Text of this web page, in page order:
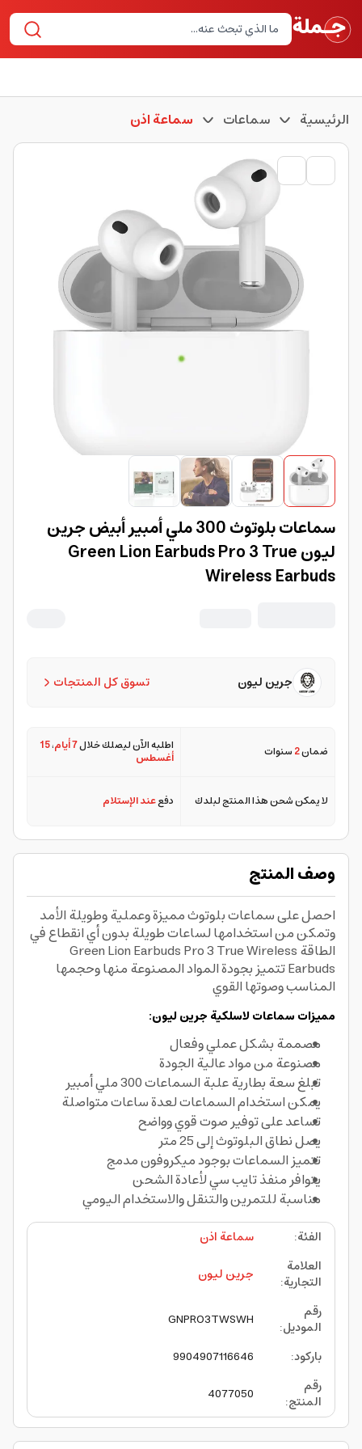
الرئيسية سماعات سماعة اذن
سماعات بلوتوث 300 ملي أمبير أبيض جرين
ليون Green Lion Earbuds Pro 3 True
Wireless Earbuds
تسوق كل المنتجات جرين ليون
ضمان2سنوات اطلبه الآن ليصلك خلال7 أيام ،15
أغسطس
لا يمكن شحن هذا المنتج لبلدك دفععند الإستلام
وصف المنتج
احصل على سماعات بلوتوث مميزة وعملية وطويلة الأمد
وتمكن من استخدامها لساعات طويلة بدون أي انقطاع في
الطاقة Green Lion Earbuds Pro 3 True Wireless
Earbuds تتميز بجودة المواد المصنوعة منها وحجمها
المناسب وصوتها القوي
مميزات سماعات لاسلكية جرين ليون:
مصممة بشكل عملي وفعال
مصنوعة من مواد عالية الجودة
تبلغ سعة بطارية علبة السماعات 300 ملي أمبير
يمكن استخدام السماعات لعدة ساعات متواصلة
تساعد على توفير صوت قوي وواضح
يصل نطاق البلوتوث إلى 25 متر
تتميز السماعات بوجود ميكروفون مدمج
يتوافر منفذ تايب سي لأعادة الشحن
مناسبة للتمرين والتنقل والاستخدام اليومي
الفئة:
سماعة اذن
العلامة
التجارية:
جرين ليون
رقم
الموديل:
GNPRO3TWSWH
باركود:
9904907116646
رقم
المنتج:
4077050